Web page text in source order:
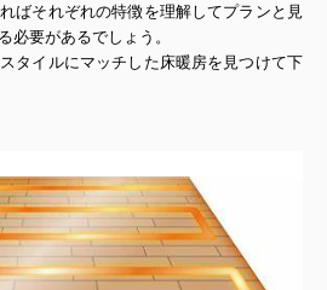
ばそれぞれの特徴を理解してプランと見
必要があるでしょう。
タイルにマッチした床暖房を見つけて下